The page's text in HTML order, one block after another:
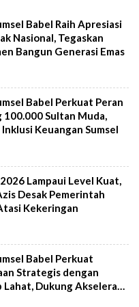
Babel Raih Apresiasi
Nasional, Tegaskan
Bangun Generasi Emas
Babel Perkuat Peran
100.000 Sultan Muda,
Keuangan Sumsel
Lampaui Level Kuat,
Desak Pemerintah
Kekeringan
Babel Perkuat
Strategis dengan
Lahat, Dukung Akselerasi
Daerah